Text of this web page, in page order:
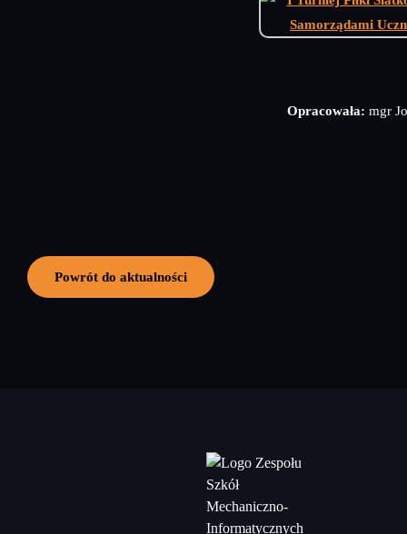
Opracowała: mgr
Powrót do aktualności